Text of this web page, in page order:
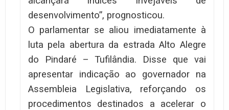
desenvolvimento”, prognosticou.
O parlamentar se aliou imediatamente à
luta pela abertura da estrada Alto Alegre
do Pindaré – Tufilândia. Disse que vai
apresentar indicação ao governador na
Assembleia Legislativa, reforçando os
procedimentos destinados a acelerar o